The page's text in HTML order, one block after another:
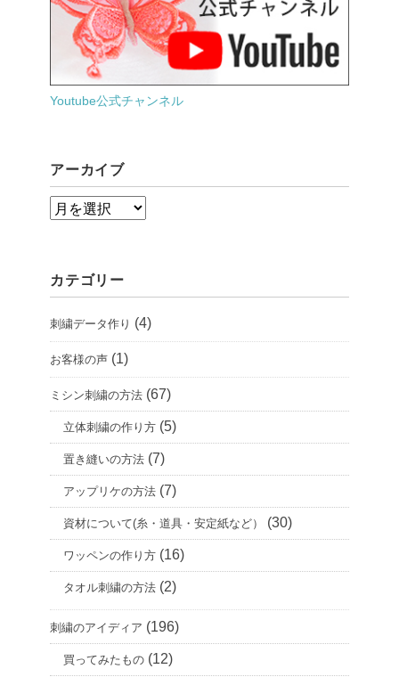
Youtube公式チャンネル
アーカイブ
ア
イ
ブ
カテゴリー
刺繍データ作り (4)
お客様の声 (1)
ミシン刺繍の方法 (67)
立体刺繍の作り方 (5)
置き縫いの方法 (7)
アップリケの方法 (7)
資材について(糸・道具・安定紙など） (30)
ワッペンの作り方 (16)
タオル刺繍の方法 (2)
刺繍のアイディア (196)
買ってみたもの (12)